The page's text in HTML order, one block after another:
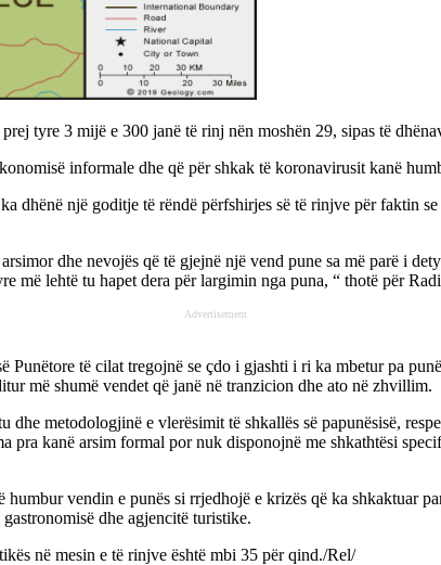
tyre 3 mijë e 300 janë të rinj nën moshën 29, sipas të
informale dhe që për shkak të koronavirusit kanë
dhënë një goditje të rëndë përfshirjes së të rinjve për faktin
dhe nevojës që të gjejnë një vend pune sa më parë i
më lehtë tu hapet dera për largimin nga puna, “ thotë për
Advertisement
Punëtore të cilat tregojnë se çdo i gjashti i ri ka mbetur pa
më shumë vendet që janë në tranzicion dhe ato në zhvillim.
metodologjinë e vlerësimit të shkallës së papunësisë,
kanë arsim formal por nuk disponojnë me shkathtësi
vendin e punës si rrjedhojë e krizës që ka shkaktuar
dhe agjencitë turistike.
në mesin e të rinjve është mbi 35 për qind./Rel/